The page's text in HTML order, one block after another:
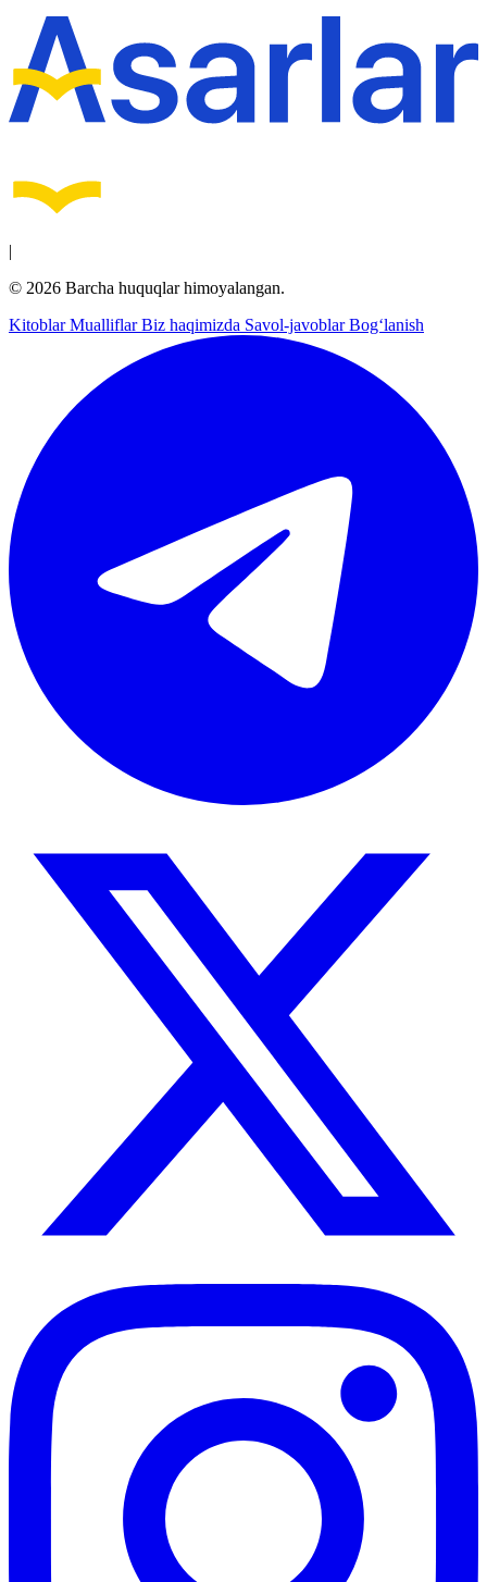
|
© 2026 Barcha huquqlar himoyalangan.
KitoblarMualliflarBiz haqimizda Savol-javoblarBog‘lanish